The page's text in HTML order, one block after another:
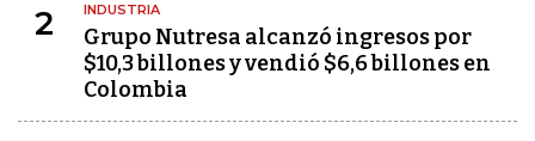
2 INDUSTRIA
Grupo Nutresa alcanzó ingresos por
$10,3 billones y vendió $6,6 billones en
Colombia